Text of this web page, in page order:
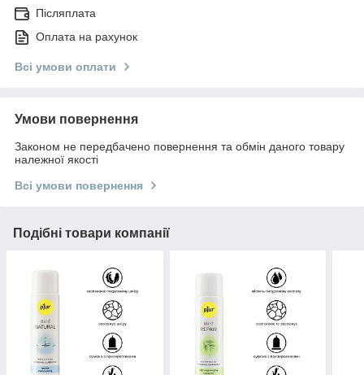
Післяплата
Оплата на рахунок
Всі умови оплати
Умови повернення
Законом не передбачено повернення та обмін даного товару
належної якості
Всі умови повернення
Подібні товари компанії